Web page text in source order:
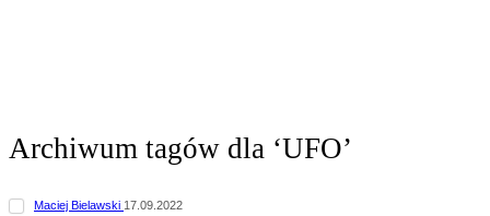
Archiwum tagów dla ‘UFO’
Maciej Bielawski 17.09.2022